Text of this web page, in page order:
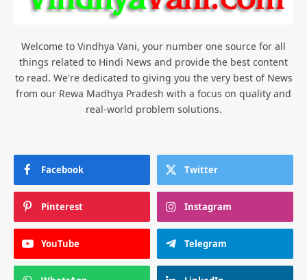
Welcome to Vindhya Vani, your number one source for all
things related to Hindi News and provide the best content
to read. We're dedicated to giving you the very best of News
from our Rewa Madhya Pradesh with a focus on quality and
real-world problem solutions.
Facebook Twitter
Pinterest Instagram
YouTube Telegram